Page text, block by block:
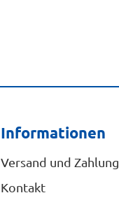
Informationen
Versand und Zahlung
Kontakt